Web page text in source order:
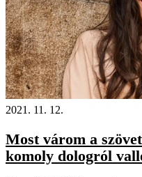
2021. 11. 12.
Most várom a
komoly dologról